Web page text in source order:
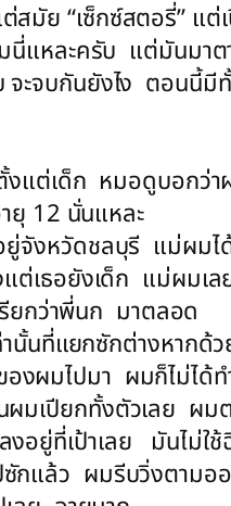
มัย “เซ็กซ์สตอรี่” แต่
นี่แหละครับ แต่มันมา
จะจบกันยังไง ตอนนี้
แต่เด็ก หมอดูบอกว่
ยุ 12 นั่นแหละ
ยู่จังหวัดชลบุรี แม่ผมไ
เธอยังเด็ก แม่ผมเลย
รียกว่าพี่นก มาตลอด
ท่านั้นที่แยกซักต่างหา
ผมไปมา ผมก็ไม่ได้ท
ผมเปียกทั้งตัวเลย ผ
อยู่ที่เป้าเลย มันไม่ใ
กแล้ว ผมรีบวิ่งตามอ